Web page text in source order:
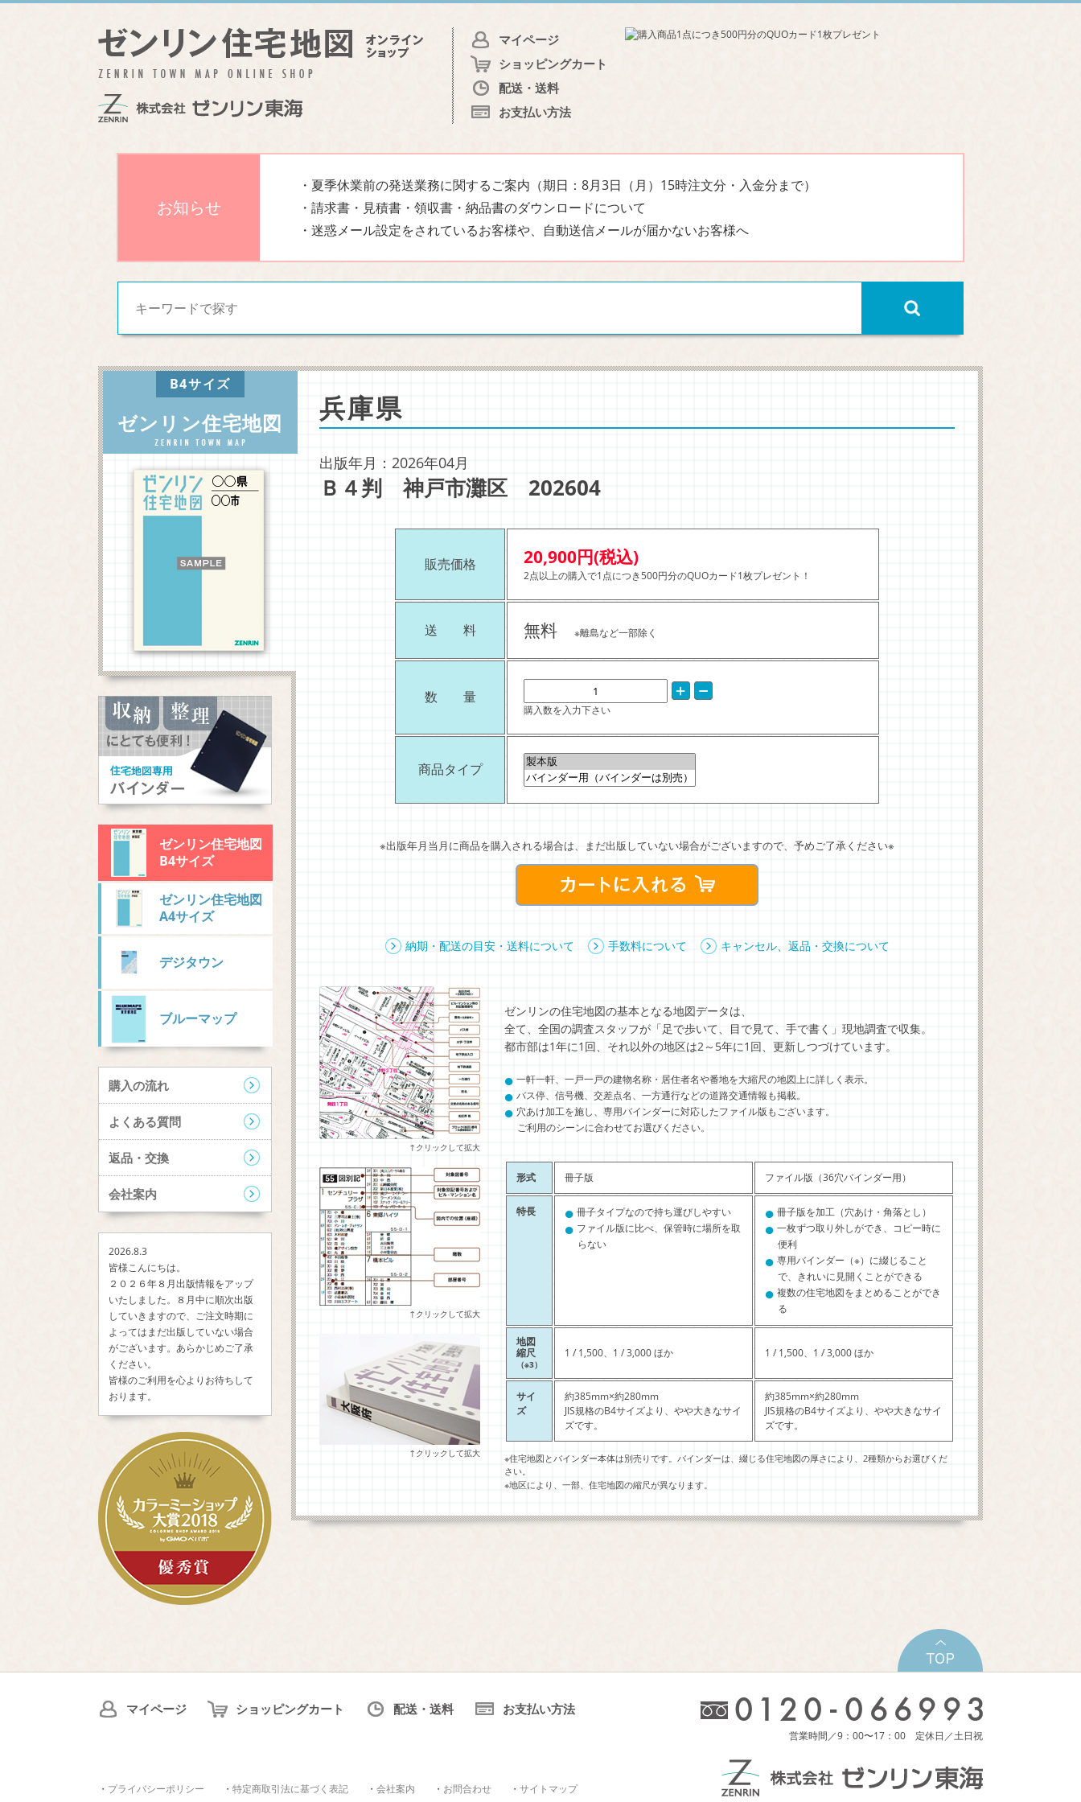
マイページ
ショッピングカート
配送・送料
お支払い方法
お知らせ
・夏季休業前の発送業務に関するご案内（期日：8月3日（月）15時注文分・入金分まで）
・請求書・見積書・領収書・納品書のダウンロードについて
・迷惑メール設定をされているお客様や、自動送信メールが届かないお客様へ
B4サイズ
ゼンリン住宅地図
ゼンリン住宅地図
B4サイズ
ゼンリン住宅地図
A4サイズ
デジタウン
ブルーマップ
購入の流れ
よくある質問
返品・交換
会社案内
2026.8.3
皆様こんにちは。
２０２６年８月出版情報をアップ
いたしました。８月中に順次出版
していきますので、ご注文時期に
よってはまだ出版していない場合
がございます。あらかじめご了承
ください。
皆様のご利用を心よりお待ちして
おります。
兵庫県
出版年月：2026年04月
Ｂ４判 神戸市灘区 202604
販売価格 20,900円(税込)
2点以上の購入で1点につき500円分のQUOカード1枚プレゼント！
送 料 無料 ※離島など一部除く
数 量
購入数を入力下さい
商品タイプ
※出版年月当月に商品を購入される場合は、まだ出版していない場合がございますので、予めご了承ください※
納期・配送の目安・送料について 手数料について キャンセル、返品・交換について
↑クリックして拡大
↑クリックして拡大
↑クリックして拡大
ゼンリンの住宅地図の基本となる地図データは、
全て、全国の調査スタッフが「足で歩いて、目で見て、手で書く」現地調査で収集。
都市部は1年に1回、それ以外の地区は2～5年に1回、更新しつづけています。
● 一軒一軒、一戸一戸の建物名称・居住者名や番地を大縮尺の地図上に詳しく表示。
● バス停、信号機、交差点名、一方通行などの道路交通情報も掲載。
● 穴あけ加工を施し、専用バインダーに対応したファイル版もございます。
ご利用のシーンに合わせてお選びください。
形式 冊子版 ファイル版（36穴バインダー用）
特長 ● 冊子タイプなので持ち運びしやすい
● ファイル版に比べ、保管時に場所を取
らない
● 冊子版を加工（穴あけ・角落とし）
● 一枚ずつ取り外しができ、コピー時に
便利
● 専用バインダー（※）に綴じること
で、きれいに見開くことができる
● 複数の住宅地図をまとめることができ
る
地図
縮尺
（※3）
1 / 1,500、1 / 3,000 ほか 1 / 1,500、1 / 3,000 ほか
サイ
ズ
約385mm×約280mm
JIS規格のB4サイズより、やや大きなサイ
ズです。
約385mm×約280mm
JIS規格のB4サイズより、やや大きなサイ
ズです。
※住宅地図とバインダー本体は別売りです。バインダーは、綴じる住宅地図の厚さにより、2種類からお選びくだ
さい。
※地区により、一部、住宅地図の縮尺が異なります。
マイページ ショッピングカート 配送・送料 お支払い方法
・ プライバシーポリシー ・ 特定商取引法に基づく表記 ・ 会社案内 ・ お問合わせ ・ サイトマップ
営業時間／9：00〜17：00 定休日／土日祝